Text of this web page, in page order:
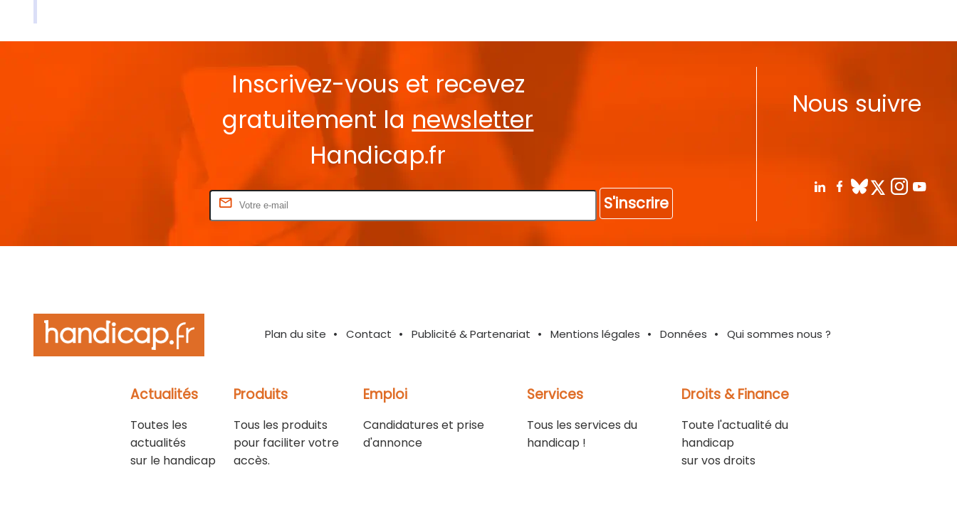
Inscrivez-vous et recevez
gratuitement la newsletter
Handicap.fr
S'inscrire
Nous suivre
Plan du site Contact Publicité & Partenariat Mentions légales Données Qui sommes nous ?
Actualités
Toutes les
actualités
sur le handicap
Produits
Tous les produits
pour faciliter votre
accès.
Emploi
Candidatures et prise
d'annonce
Services
Tous les services du
handicap !
Droits & Finance
Toute l'actualité du
handicap
sur vos droits